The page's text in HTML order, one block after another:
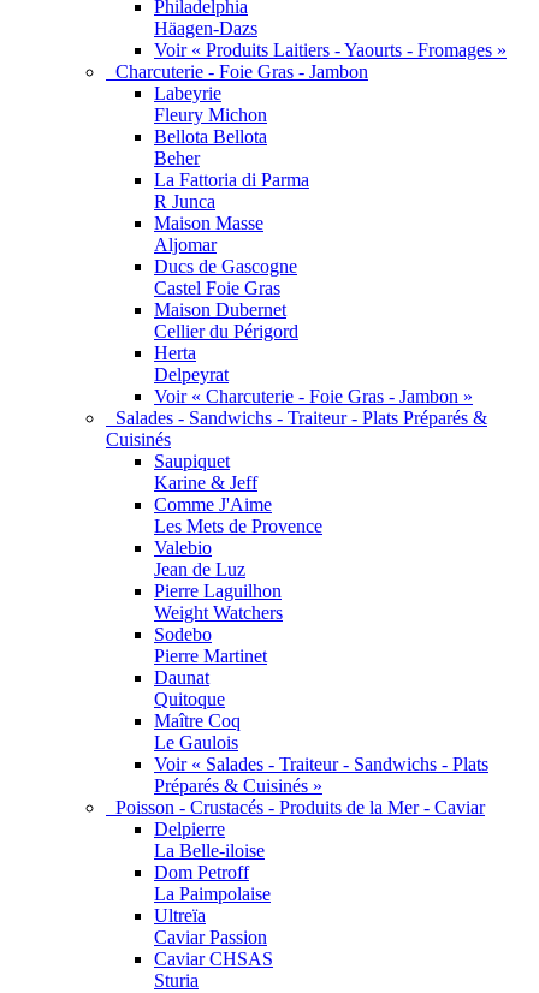
Philadelphia
Häagen-Dazs
Voir « Produits Laitiers - Yaourts - Fromages »
Charcuterie - Foie Gras - Jambon
Labeyrie
Fleury Michon
Bellota Bellota
Beher
La Fattoria di Parma
R Junca
Maison Masse
Aljomar
Ducs de Gascogne
Castel Foie Gras
Maison Dubernet
Cellier du Périgord
Herta
Delpeyrat
Voir « Charcuterie - Foie Gras - Jambon »
Salades - Sandwichs - Traiteur - Plats Préparés &
Cuisinés
Saupiquet
Karine & Jeff
Comme J'Aime
Les Mets de Provence
Valebio
Jean de Luz
Pierre Laguilhon
Weight Watchers
Sodebo
Pierre Martinet
Daunat
Quitoque
Maître Coq
Le Gaulois
Voir « Salades - Traiteur - Sandwichs - Plats
Préparés & Cuisinés »
Poisson - Crustacés - Produits de la Mer - Caviar
Delpierre
La Belle-iloise
Dom Petroff
La Paimpolaise
Ultreïa
Caviar Passion
Caviar CHSAS
Sturia